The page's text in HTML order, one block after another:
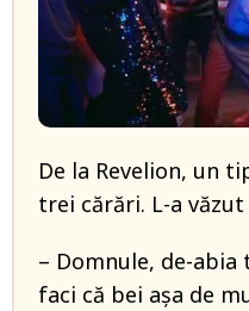
De la Revelion, un
trei cărări. L-a
– Domnule, de-abia
faci că bei aşa de